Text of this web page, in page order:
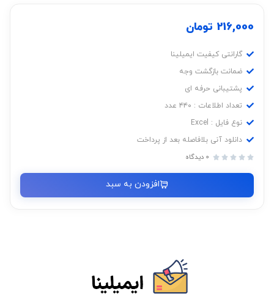
216,000 تومان
گارانتی کیفیت ایمیلینا
ضمانت بازگشت وجه
پشتیبانی حرفه ای
تعداد اطلاعات : ۴۴۰ عدد
نوع فایل : Excel
دانلود آنی بلافاصله بعد از پرداخت



 0 دیدگاه
افزودن به سبد